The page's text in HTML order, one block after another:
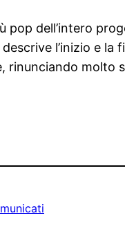
pop dell’intero
descrive l’inizio e
rinunciando molto